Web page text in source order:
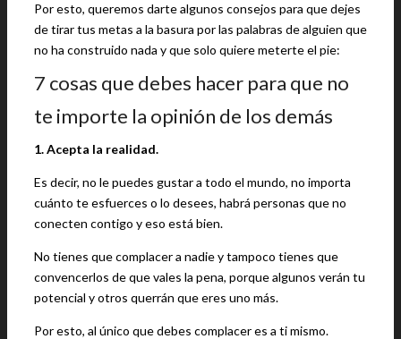
Por esto, queremos darte algunos consejos para que dejes
de tirar tus metas a la basura por las palabras de alguien que
no ha construido nada y que solo quiere meterte el pie:
7 cosas que debes hacer para que no
te importe la opinión de los demás
1. Acepta la realidad.
Es decir, no le puedes gustar a todo el mundo, no importa
cuánto te esfuerces o lo desees, habrá personas que no
conecten contigo y eso está bien.
No tienes que complacer a nadie y tampoco tienes que
convencerlos de que vales la pena, porque algunos verán tu
potencial y otros querrán que eres uno más.
Por esto, al único que debes complacer es a ti mismo.